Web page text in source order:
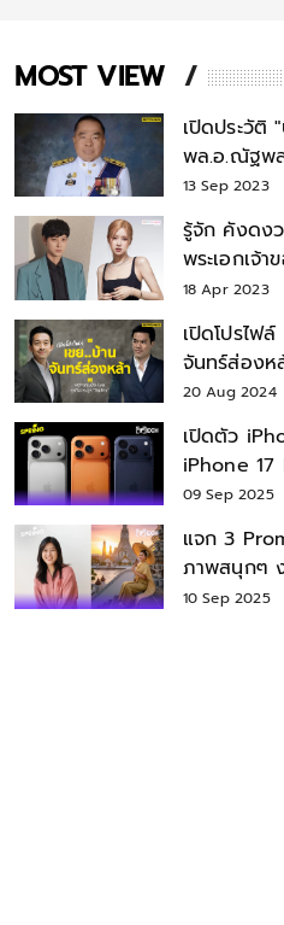
MOST VIEW
เปิดประวัติ
พล.อ.ณัฐพ
พาณิชย์ จาก
สมช.-เลขาฯ
รมว.กลาโหม
13 Sep 2023
รู้จัก คังดง
พระเอกเจ้า
สมบัติแห่งช
18 Apr 2023
เปิดโปรไฟล์
จันทร์ส่องห
บังเหียนธุรกิ
"ชินวัตร"
20 Aug 2024
เปิดตัว
iPhone 17
iPhone 17
09 Sep 2025
แจก 3
ภาพสนุกๆ ง่า
Nano
10 Sep 2025